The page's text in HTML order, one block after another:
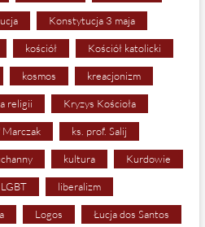
Konstytucja 3 maja
kościół Kościół katolicki
kosmos kreacjonizm
religii Kryzys Kościoła
ks. prof. Salij
kultura Kurdowie
LGBT liberalizm
Logos Łucja dos Santos